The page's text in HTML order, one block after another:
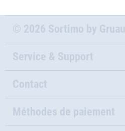
© 2026 Sortimo by Gruau
Service & Support
Contact
Méthodes de paiement